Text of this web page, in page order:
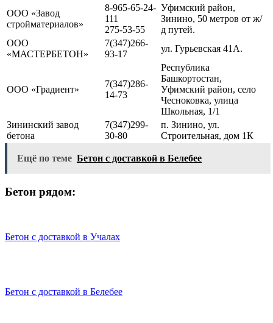
ООО «Завод
стройматериалов»
8-965-65-24-
111
275-53-55
Уфимский район,
Зинино, 50 метров от ж/
д путей.
ООО
«МАСТЕРБЕТОН»
7(347)266-
93-17
ул. Гурьевская 41А.
ООО «Градиент»
7(347)286-
14-73
Республика
Башкортостан,
Уфимский район, село
Чесноковка, улица
Школьная, 1/1
Зининский завод
бетона
7(347)299-
30-80
п. Зинино, ул.
Строительная, дом 1К
Ещё по теме Бетон с доставкой в Белебее
Бетон рядом:
Бетон с доставкой в Учалах
Бетон с доставкой в Белебее